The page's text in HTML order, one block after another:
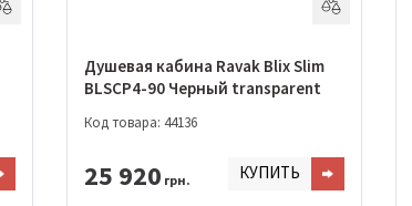
Душевая кабина Ravak Blix Slim
BLSCP4-90 Черный transparent
Код товара: 44136
25 920 грн. КУПИТЬ